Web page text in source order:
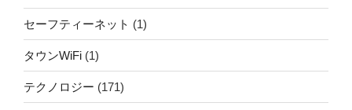
セーフティーネット (1)
タウンWiFi (1)
テクノロジー (171)